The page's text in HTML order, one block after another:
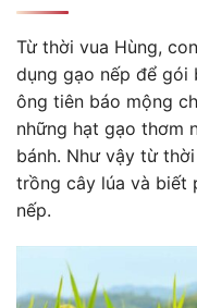
Từ thời vua Hùng,
dụng gạo nếp để gói
ông tiên báo mộng
những hạt gạo thơm
bánh. Như vậy từ
trồng cây lúa và biết
nếp.